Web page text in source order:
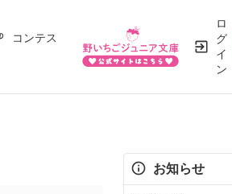
コンテス
ロ
グ
イ
ン
お知らせ